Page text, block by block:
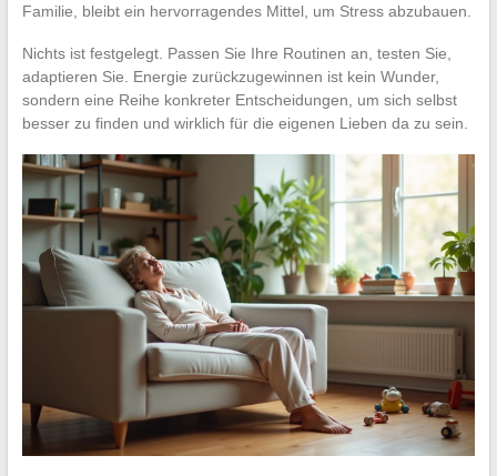
Familie, bleibt ein hervorragendes Mittel, um Stress abzubauen.
Nichts ist festgelegt. Passen Sie Ihre Routinen an, testen Sie,
adaptieren Sie. Energie zurückzugewinnen ist kein Wunder,
sondern eine Reihe konkreter Entscheidungen, um sich selbst
besser zu finden und wirklich für die eigenen Lieben da zu sein.